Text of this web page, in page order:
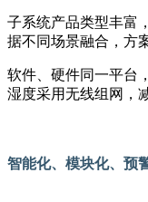
子系统产品类型丰富
据不同场景融合，方
软件、硬件同一平台
湿度采用无线组网，
智能化、模块化、预